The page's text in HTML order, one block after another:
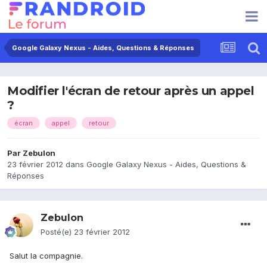
Google Galaxy Nexus - Aides, Questions & Réponses
Modifier l'écran de retour après un appel
?
écran appel retour
Par Zebulon
23 février 2012 dans Google Galaxy Nexus - Aides, Questions &
Réponses
Zebulon
Posté(e) 23 février 2012
Salut la compagnie.